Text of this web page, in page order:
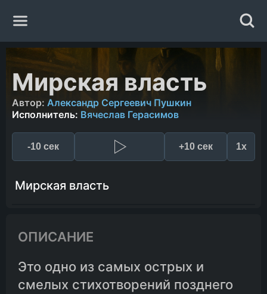
Главная
Жанры
Авторы
Исполнители
Мирская власть
Автор: Александр Сергеевич Пушкин
Исполнитель: Вячеслав Герасимов
-10 сек +10 сек 1x
Мирская власть
ОПИСАНИЕ
Это одно из самых острых и
смелых стихотворений позднего